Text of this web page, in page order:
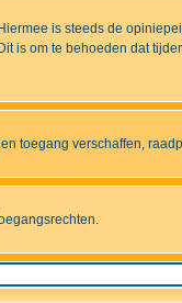
is steeds de
is om te behoeden dat
toegang verschaffen,